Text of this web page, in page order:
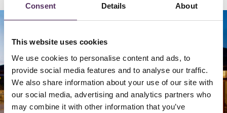
Consent Details About
This website uses cookies
We use cookies to personalise content and ads, to
provide social media features and to analyse our traffic.
We also share information about your use of our site with
our social media, advertising and analytics partners who
may combine it with other information that you’ve